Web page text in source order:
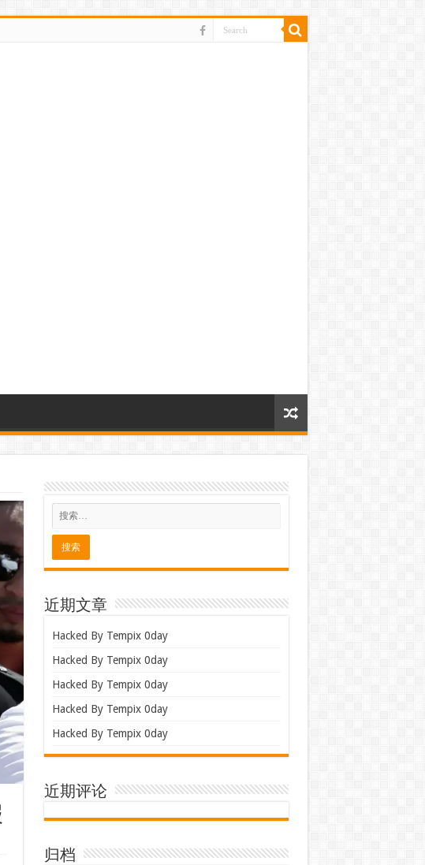
近期文章
Hacked By Tempix 0day
Hacked By Tempix 0day
Hacked By Tempix 0day
Hacked By Tempix 0day
Hacked By Tempix 0day
近期评论
归档